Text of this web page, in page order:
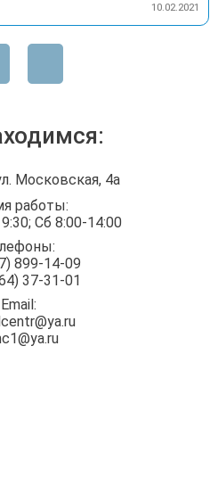
10.02.2021
Московская, 4а
работы:
Сб 8:00-14:00
899-14-09
37-31-01
Email: